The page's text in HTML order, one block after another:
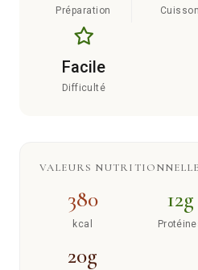
Préparation Cuisson
Facile
Difficulté
VALEURS
380
kcal
12g
20g